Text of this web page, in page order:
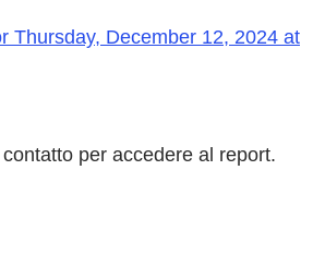
Thursday, December 12, 2024 at
per accedere al report.